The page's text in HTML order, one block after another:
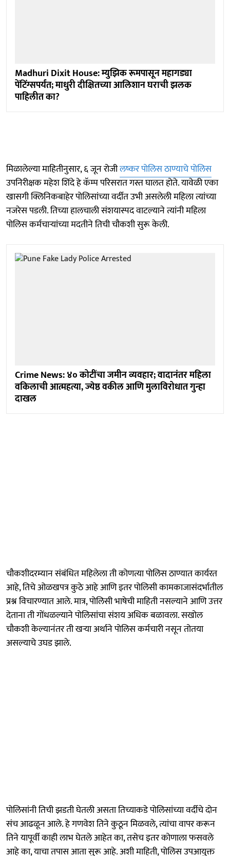
Madhuri Dixit House: म्युझिक रूमपासून महागड्या
पेंटिंग्सपर्यंत; माधुरी दीक्षितच्या आलिशान घराची झलक
पाहिलीत का?
मिळालेल्या माहितीनुसार, ६ जून रोजीलष्कर पोलिस ठाण्याचे पोलिस
उपनिरीक्षक महेश शिंदे हे कॅम्प परिसरात गस्त घालत होते. यावेळी एका
खासगी क्लिनिकबाहेर पोलिसांच्या वर्दीत उभी असलेली महिला त्यांच्या
नजरेस पडली. तिच्या हालचाली संशयास्पद वाटल्याने त्यांनी महिला
पोलिस कर्मचाऱ्यांच्या मदतीने तिची चौकशी सुरू केली.
Crime News: ४० कोटींचा जमीन व्यवहार; वादानंतर महिला
वकिलाची आत्महत्या, ज्येष्ठ वकील आणि मुलाविरोधात गुन्हा
दाखल
चौकशीदरम्यान संबंधित महिलेला ती कोणत्या पोलिस ठाण्यात कार्यरत
आहे, तिचे ओळखपत्र कुठे आहे आणि इतर पोलिसी कामकाजासंदर्भातील
प्रश्न विचारण्यात आले. मात्र, पोलिसी भाषेची माहिती नसल्याने आणि उत्तर
देताना ती गोंधळल्याने पोलिसांचा संशय अधिक बळावला. सखोल
चौकशी केल्यानंतर ती खऱ्या अर्थाने पोलिस कर्मचारी नसून तोतया
असल्याचे उघड झाले.
पोलिसांनी तिची झडती घेतली असता तिच्याकडे पोलिसांच्या वर्दीचे दोन
संच आढळून आले. हे गणवेश तिने कुठून मिळवले, त्यांचा वापर करून
तिने यापूर्वी काही लाभ घेतले आहेत का, तसेच इतर कोणाला फसवले
आहे का, याचा तपास आता सुरू आहे. अशी माहिती, पोलिस उपआयुक्त